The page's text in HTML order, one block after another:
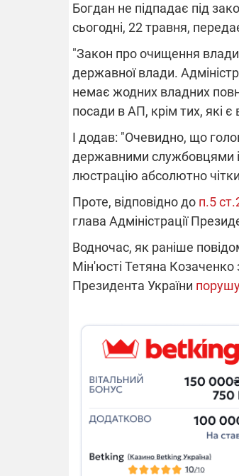
Богдан не підпадає під
сьогодні, 22 травня,
"Закон про очищення
державної влади.
немає жодних владних
посади в АП, крім тих, які
І додав: "Очевидно, що
державними службовцями
люстрацію абсолютно
Проте, відповідно до п.5
глава Адміністрації
Водночас, як раніше
Мін'юсті Тетяна Козаченко
Президента України